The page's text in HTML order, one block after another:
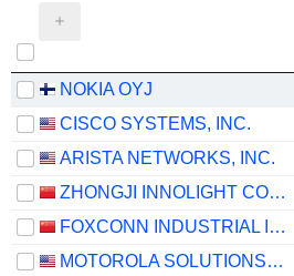
NOKIA OYJ
CISCO SYSTEMS, INC.
ARISTA NETWORKS, INC.
ZHONGJI INNOLIGHT CO., LTD.
FOXCONN INDUSTRIAL INTERNET CO., LTD.
MOTOROLA SOLUTIONS, INC.